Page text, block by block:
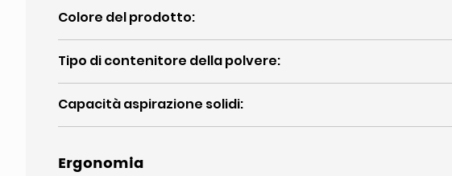
Colore del prodotto:
Tipo di contenitore della polvere:
Capacità aspirazione solidi:
Ergonomia